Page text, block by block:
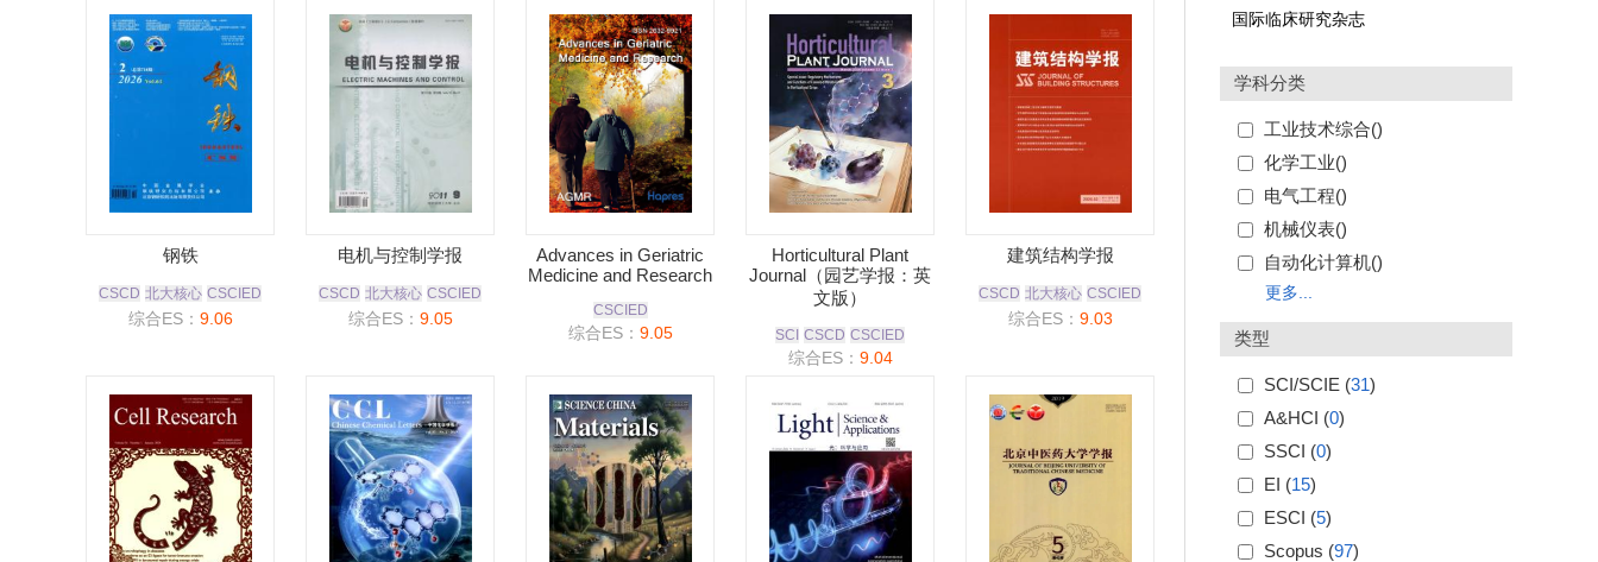
国际临床研究杂志
学科分类
工业技术综合()
化学工业()
电气工程()
机械仪表()
自动化计算机()
更多...
类型
SCI/SCIE (31)
A&HCI (0)
SSCI (0)
EI (15)
ESCI (5)
Scopus (97)
钢铁
CSCD 北大核心 CSCIED
综合ES： 9.06
电机与控制学报
CSCD 北大核心 CSCIED
综合ES： 9.05
Advances in Geriatric
Medicine and Research
CSCIED
综合ES： 9.05
Horticultural Plant
Journal（园艺学报：英
文版）
SCI CSCD CSCIED
综合ES： 9.04
建筑结构学报
CSCD 北大核心 CSCIED
综合ES： 9.03